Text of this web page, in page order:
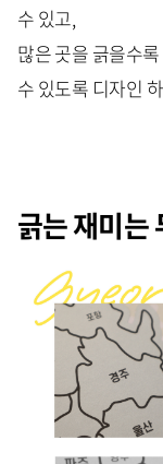
수 있고,
많은 곳을 긁을수
수 있도록 디자인
긁는 재미는